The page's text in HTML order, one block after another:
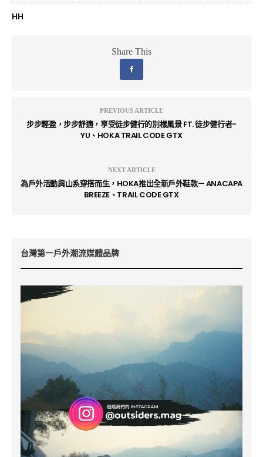
HH
Share This
PREVIOUS ARTICLE
步步輕盈，步步舒適，享受徒步健行的別樣風景 FT. 徒步健行者-
YU、HOKA TRAIL CODE GTX
NEXT ARTICLE
為戶外活動與山系穿搭而生，HOKA推出全新戶外鞋款— ANACAPA
BREEZE、TRAIL CODE GTX
台灣第一戶外潮流媒體品牌